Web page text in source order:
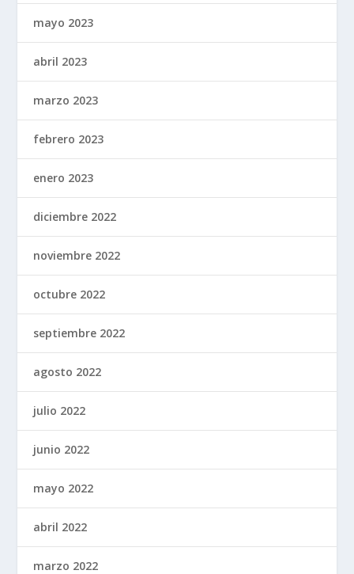
mayo 2023
abril 2023
marzo 2023
febrero 2023
enero 2023
diciembre 2022
noviembre 2022
octubre 2022
septiembre 2022
agosto 2022
julio 2022
junio 2022
mayo 2022
abril 2022
marzo 2022